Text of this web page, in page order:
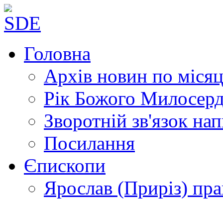
Головна
Архів новин по
Рік Божого
Зворотній зв'язок
Посилання
Єпископи
Ярослав (Приріз)